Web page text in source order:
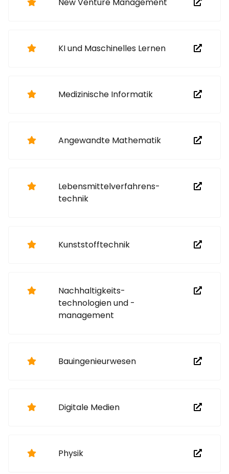
KI und Maschinelles Lernen
Medizinische Informatik
Angewandte Mathematik
Lebensmittel­verfahrens­
technik
Kunststoff­technik
Nachhaltigkeits­
technologien und -
management
Bauingenieurwesen
Digitale Medien
Physik